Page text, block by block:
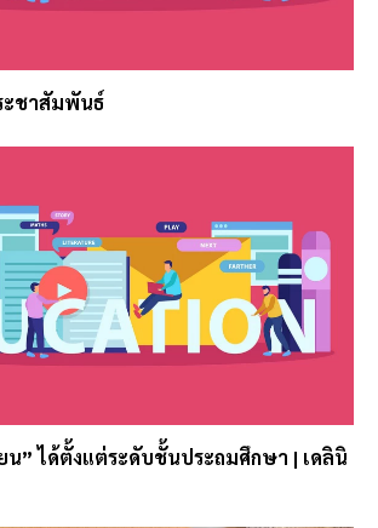
ะชาสัมพันธ์
น” ได้ตั้งแต่ระดับชั้นประถมศึกษา | เดลินิ